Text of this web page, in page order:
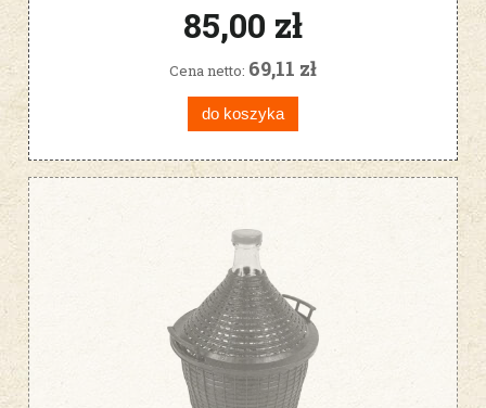
85,00 zł
Cena netto: 69,11 zł
do koszyka